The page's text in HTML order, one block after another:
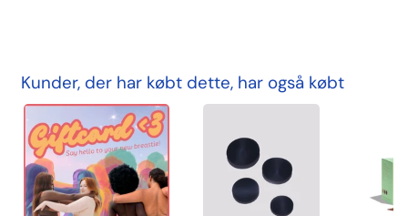
Kunder, der har købt dette, har også købt